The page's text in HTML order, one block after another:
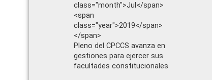
class="month">Jul</span>
<span
class="year">2019</span>
</span>
Pleno del CPCCS avanza en
gestiones para ejercer sus
facultades constitucionales